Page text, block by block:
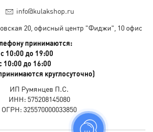
info@kulakshop.ru
20, офисный центр "Фиджи", 10 офис
принимаются:
10:00 до 19:00
10:00 до 16:00
круглосуточно)
ИП Румянцев П.С.
ИНН: 575208145080
ОГРН: 325570000033850